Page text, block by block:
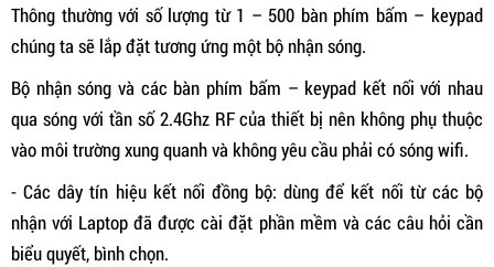
Thông thường với số lượng từ 1 – 500 bàn phím bấm – keypad
chúng ta sẽ lắp đặt tương ứng một bộ nhận sóng.
Bộ nhận sóng và các bàn phím bấm – keypad kết nối với nhau
qua sóng với tần số 2.4Ghz RF của thiết bị nên không phụ thuộc
vào môi trường xung quanh và không yêu cầu phải có sóng wifi.
- Các dây tín hiệu kết nối đồng bộ: dùng để kết nối từ các bộ
nhận với Laptop đã được cài đặt phần mềm và các câu hỏi cần
biểu quyết, bình chọn.